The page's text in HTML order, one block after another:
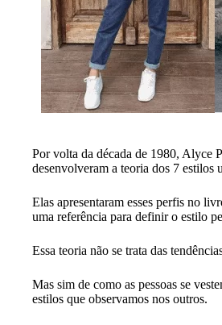
Por volta da década de 1980, Alyce
desenvolveram a teoria dos 7 estilos
Elas apresentaram esses perfis no
uma referência para definir o estilo
Essa teoria não se trata das
Mas sim de como as pessoas se
estilos que observamos nos outros.